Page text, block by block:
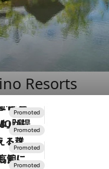
Resorts
ルで！」